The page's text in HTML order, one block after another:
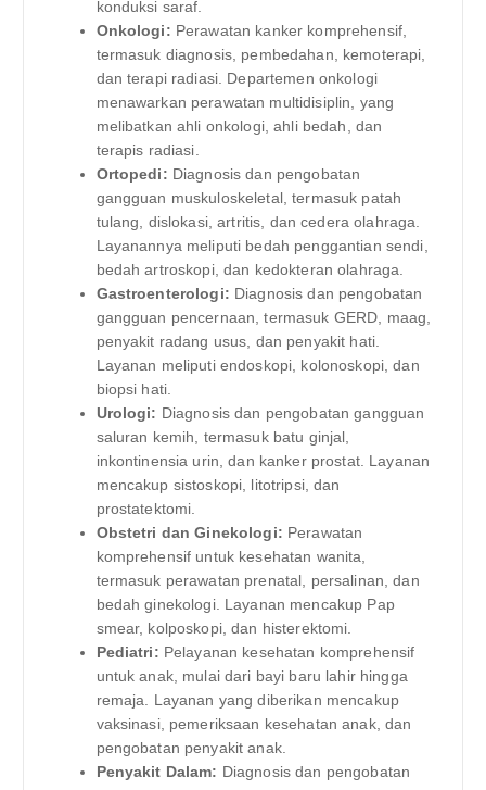
konduksi saraf.
Onkologi: Perawatan kanker komprehensif,
termasuk diagnosis, pembedahan, kemoterapi,
dan terapi radiasi. Departemen onkologi
menawarkan perawatan multidisiplin, yang
melibatkan ahli onkologi, ahli bedah, dan
terapis radiasi.
Ortopedi: Diagnosis dan pengobatan
gangguan muskuloskeletal, termasuk patah
tulang, dislokasi, artritis, dan cedera olahraga.
Layanannya meliputi bedah penggantian sendi,
bedah artroskopi, dan kedokteran olahraga.
Gastroenterologi: Diagnosis dan pengobatan
gangguan pencernaan, termasuk GERD, maag,
penyakit radang usus, dan penyakit hati.
Layanan meliputi endoskopi, kolonoskopi, dan
biopsi hati.
Urologi: Diagnosis dan pengobatan gangguan
saluran kemih, termasuk batu ginjal,
inkontinensia urin, dan kanker prostat. Layanan
mencakup sistoskopi, litotripsi, dan
prostatektomi.
Obstetri dan Ginekologi: Perawatan
komprehensif untuk kesehatan wanita,
termasuk perawatan prenatal, persalinan, dan
bedah ginekologi. Layanan mencakup Pap
smear, kolposkopi, dan histerektomi.
Pediatri: Pelayanan kesehatan komprehensif
untuk anak, mulai dari bayi baru lahir hingga
remaja. Layanan yang diberikan mencakup
vaksinasi, pemeriksaan kesehatan anak, dan
pengobatan penyakit anak.
Penyakit Dalam: Diagnosis dan pengobatan